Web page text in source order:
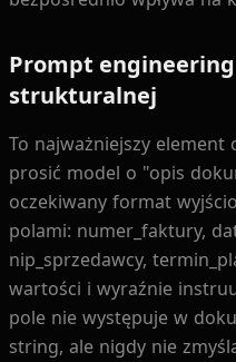
Prompt
strukturalnej
To najważniejszy element
prosić model o "opis
oczekiwany format
polami: numer_faktury,
nip_sprzedawcy,
wartości i wyraźnie
pole nie występuje w
string, ale nigdy nie